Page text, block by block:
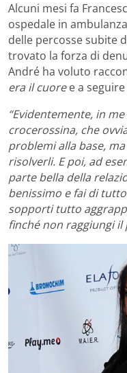
Alcuni mesi fa
ospedale in
delle percosse subite
trovato la forza di
André ha voluto
era il cuoree a
“Evidentemente, in me
crocerossina, che
problemi alla base,
risolverli. E poi, ad
parte bella della
benissimo e fai di
sopporti tutto
finché non raggiungi il